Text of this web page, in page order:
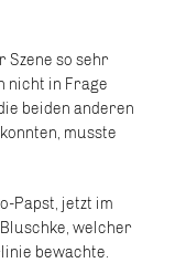
Szene so sehr
nicht in Frage
beiden anderen
musste
Papst, jetzt im
welcher
bewachte.